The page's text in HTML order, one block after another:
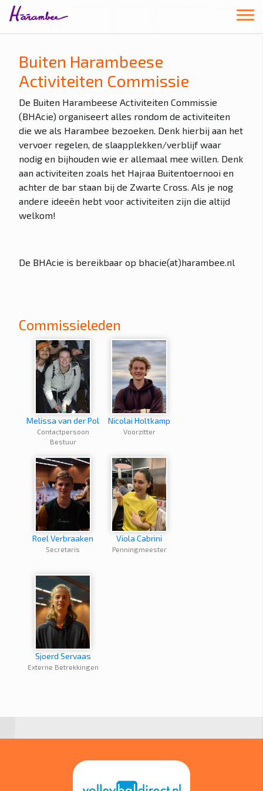
Buiten Harambeese
Activiteiten Commissie
De Buiten Harambeese Activiteiten Commissie
(BHAcie) organiseert alles rondom de activiteiten
die we als Harambee bezoeken. Denk hierbij aan het
vervoer regelen, de slaapplekken/verblijf waar
nodig en bijhouden wie er allemaal mee willen. Denk
aan activiteiten zoals het Hajraa Buitentoernooi en
achter de bar staan bij de Zwarte Cross. Als je nog
andere ideeën hebt voor activiteiten zijn die altijd
welkom!
De BHAcie is bereikbaar op bhacie(at)harambee.nl
Commissieleden
Melissa van der Pol
Contactpersoon
Bestuur
Nicolai Holtkamp
Voorzitter
Roel Verbraaken
Secretaris
Viola Cabrini
Penningmeester
Sjoerd Servaas
Externe Betrekkingen